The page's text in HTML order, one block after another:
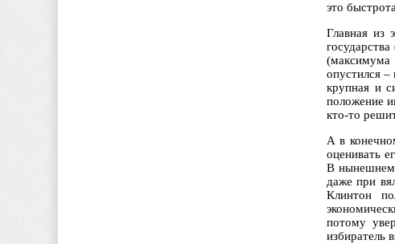
это
Главная из
(максимума
опустился
крупная и
положение
кто-то
А в
оценивать
В нынешнем
даже при
Клинтон
потому
избиратель